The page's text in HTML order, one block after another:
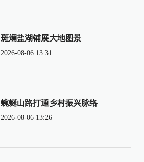
斑斓盐湖铺展大地图景
2026-08-06 13:31
蜿蜒山路打通乡村振兴脉络
2026-08-06 13:26